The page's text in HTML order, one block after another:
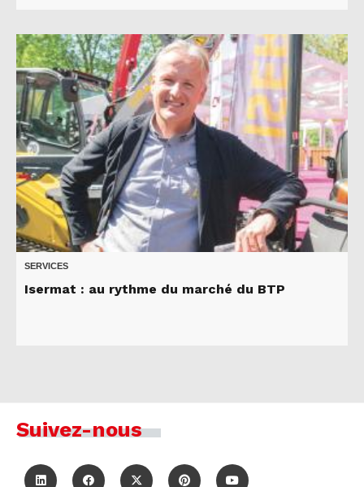
SERVICES
Isermat : au rythme du marché du BTP
Suivez-nous